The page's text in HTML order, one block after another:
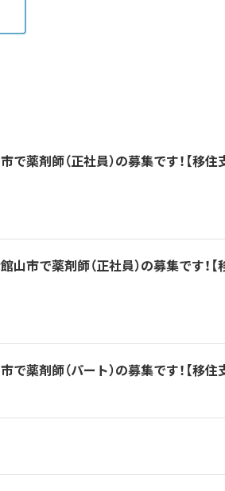
薬剤師（正社員）の募集です！【移住
市で薬剤師（正社員）の募集です！【
薬剤師（パート）の募集です！【移住